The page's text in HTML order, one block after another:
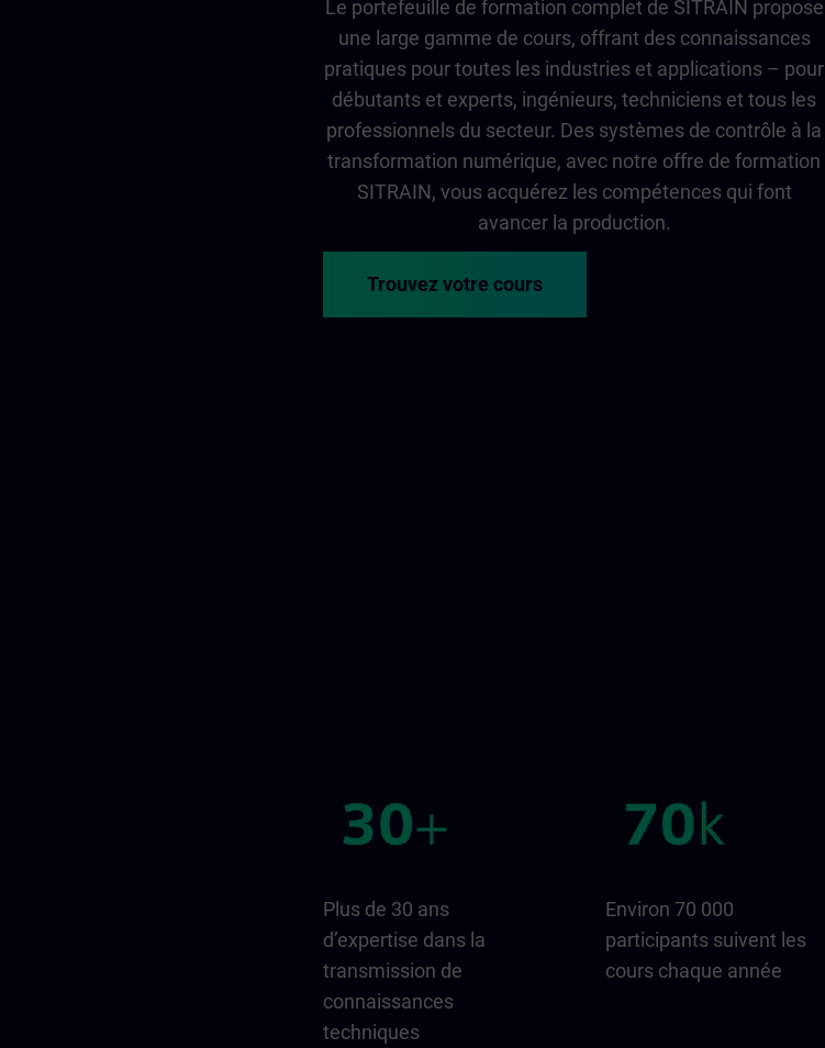
Le portefeuille de formation complet de SITRAIN propose
une large gamme de cours, offrant des connaissances
pratiques pour toutes les industries et applications – pour
débutants et experts, ingénieurs, techniciens et tous les
professionnels du secteur. Des systèmes de contrôle à la
transformation numérique, avec notre offre de formation
SITRAIN, vous acquérez les compétences qui font
avancer la production.
Trouvez votre cours
Plus de 30 ans
d’expertise dans la
transmission de
connaissances
techniques
Environ 70 000
participants suivent les
cours chaque année